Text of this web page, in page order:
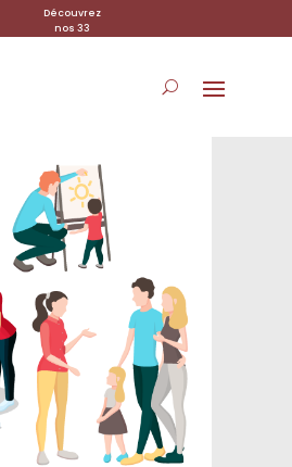
Découvrez
nos 33